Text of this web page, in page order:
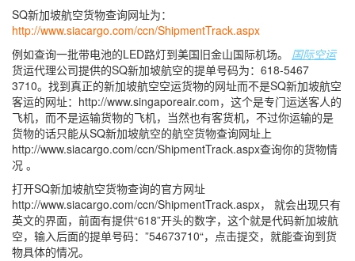
SQ新加坡航空货物查询网址为：
http://www.siacargo.com/ccn/ShipmentTrack.aspx
例如查询一批带电池的LED路灯到美国旧金山国际机场。 国际空运
货运代理公司提供的SQ新加坡航空的提单号码为：618-5467
3710。找到真正的新加坡航空空运货物的网址而不是SQ新加坡航空
客运的网址：http://www.singaporeair.com，这个是专门运送客人的
飞机，而不是运输货物的飞机，当然也有客货机，不过你运输的是
货物的话只能从SQ新加坡航空的航空货物查询网址上
http://www.siacargo.com/ccn/ShipmentTrack.aspx查询你的货物情
况 。
打开SQ新加坡航空货物查询的官方网址
http://www.siacargo.com/ccn/ShipmentTrack.aspx， 就会出现只有
英文的界面，前面有提供“618”开头的数字，这个就是代码新加坡航
空，输入后面的提单号码：”54673710“，点击提交，就能查询到货
物具体的情况。